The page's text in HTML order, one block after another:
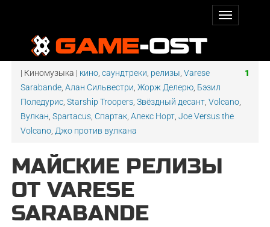
1
| Киномузыка | кино ,саундтреки релизы ,Varese
Sarabande ,Алан Сильвестри ,Жорж Делерю Бэзил
Поледурис ,Starship Troopers ,Звёздный десант ,Volcano
Вулкан ,Spartacus Спартак ,Алекс Норт ,Joe Versus the
Volcano Джо против вулкана
МАЙСКИЕ РЕЛИЗЫ
ОТ VARESE
SARABANDE